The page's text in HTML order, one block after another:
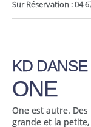
Sur Réservation : 04
KD DANSE
ONE
One est autre. Des
grande et la